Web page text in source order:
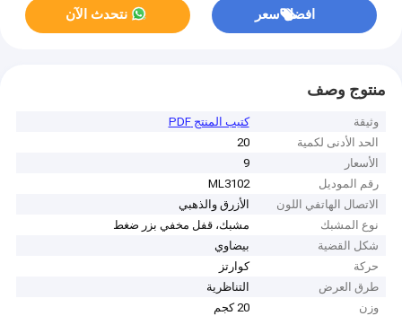
افضل سعر نتحدث الآن
منتوج وصف
وثيقة
كتيب المنتج PDF
الحد الأدنى لكمية
20
الأسعار
9
رقم الموديل
ML3102
الاتصال الهاتفي اللون
الأزرق والذهبي
نوع المشبك
مشبك، قفل مخفي بزر ضغط
شكل القضية
بيضاوي
حركة
كوارتز
طرق العرض
التناظرية
وزن
20 كجم